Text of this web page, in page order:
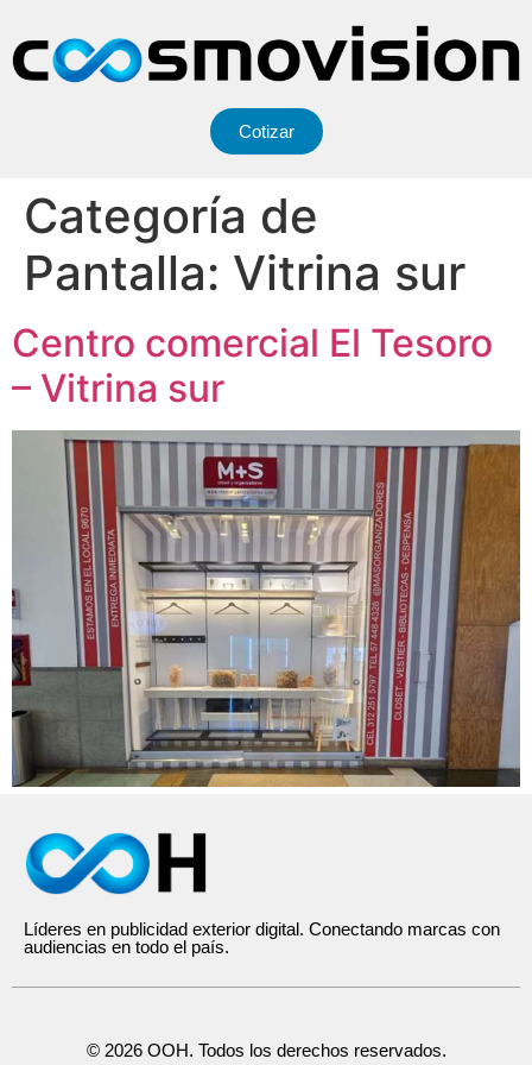
Cotizar
Categoría de
Pantalla: Vitrina sur
Centro comercial El Tesoro
– Vitrina sur
Líderes en publicidad exterior digital. Conectando marcas con
audiencias en todo el país.
© 2026 OOH. Todos los derechos reservados.